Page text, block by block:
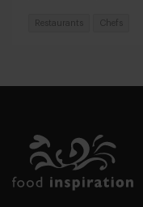
Restaurants Chefs